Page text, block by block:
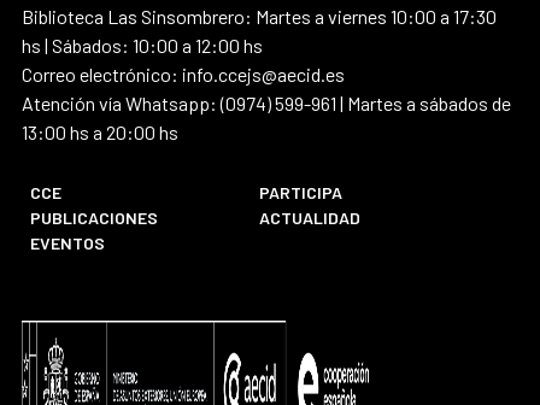
Biblioteca Las Sinsombrero: Martes a viernes 10:00 a 17:30
hs | Sábados: 10:00 a 12:00 hs
Correo electrónico: info.ccejs@aecid.es
Atención vía Whatsapp: (0974) 599-961 | Martes a sábados de
13:00 hs a 20:00 hs
CCE
PARTICIPA
PUBLICACIONES
ACTUALIDAD
EVENTOS